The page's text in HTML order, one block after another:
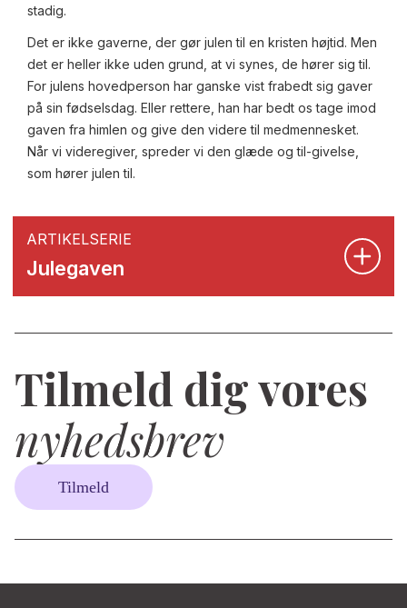
stadig.
Det er ikke gaverne, der gør julen til en kristen højtid. Men
det er heller ikke uden grund, at vi synes, de hører sig til.
For julens hovedperson har ganske vist frabedt sig gaver
på sin fødselsdag. Eller rettere, han har bedt os tage imod
gaven fra himlen og give den videre til medmennesket.
Når vi videregiver, spreder vi den glæde og til-givelse,
som hører julen til.
ARTIKELSERIE
Julegaven
Tilmeld dig vores
nyhedsbrev
Tilmeld